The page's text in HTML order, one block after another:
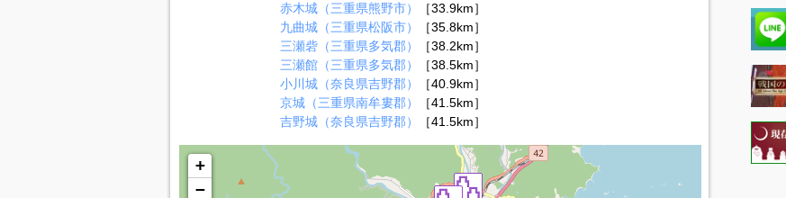
赤木城（三重県熊野市）
［33.9km］
九曲城（三重県松阪市）
［35.8km］
三瀬砦（三重県多気郡）
［38.2km］
三瀬館（三重県多気郡）
［38.5km］
小川城（奈良県吉野郡）
［40.9km］
京城（三重県南牟婁郡）
［41.5km］
吉野城（奈良県吉野郡）
［41.5km］
+
−